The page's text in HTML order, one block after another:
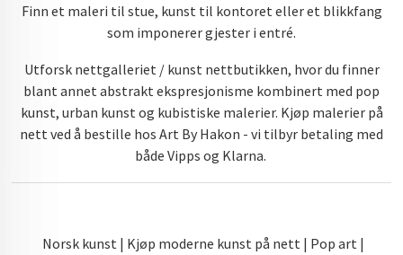
Finn et maleri til stue, kunst til kontoret eller et blikkfang
som imponerer gjester i entré.
Utforsk nettgalleriet / kunst nettbutikken, hvor du finner
blant annet abstrakt ekspresjonisme kombinert med pop
kunst, urban kunst og kubistiske malerier. Kjøp malerier på
nett ved å bestille hos Art By Hakon - vi tilbyr betaling med
både Vipps og Klarna.
Norsk kunst | Kjøp moderne kunst på nett | Pop art |